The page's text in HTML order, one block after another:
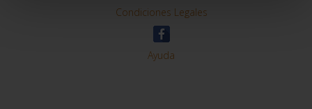
Condiciones Legales
Ayuda